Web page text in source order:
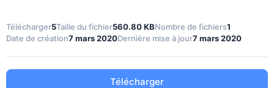
Télécharger5Taille du fichier560.80 KBNombre de fichiers1
Date de création7 mars 2020Dernière mise à jour7 mars 2020
Télécharger